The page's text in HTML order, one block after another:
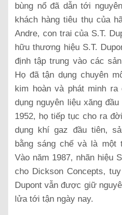
bùng nổ đã dẫn tới
khách hàng tiêu thụ của
Andre, con trai của S.T.
hữu thương hiệu S.T.
định tập trung vào các
Họ đã tận dụng chuyên
kim hoàn và phát minh
dụng nguyên liệu xăng
1952, họ tiếp tục cho ra
dụng khí gaz đầu tiên,
bằng sáng chế và là một
Vào năm 1987, nhãn hiệu
cho Dickson Concepts,
Dupont vẫn được giữ
lửa tới tận ngày nay.